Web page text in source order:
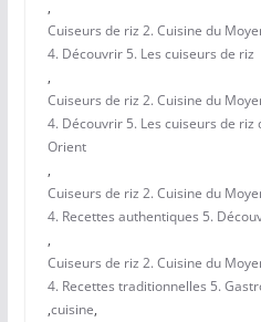
,
Cuiseurs de riz 2. Cuisine du
4. Découvrir 5. Les cuiseurs de riz
,
Cuiseurs de riz 2. Cuisine du
4. Découvrir 5. Les cuiseurs de riz
Orient
,
Cuiseurs de riz 2. Cuisine du
4. Recettes authentiques 5.
,
Cuiseurs de riz 2. Cuisine du
4. Recettes traditionnelles 5.
,cuisine,